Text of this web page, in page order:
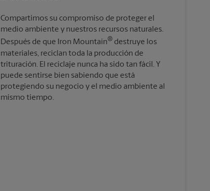
Compartimos su compromiso de proteger el
medio ambiente y nuestros recursos naturales.
Después de que Iron Mountain® destruye los
materiales, reciclan toda la producción de
trituración. El reciclaje nunca ha sido tan fácil. Y
puede sentirse bien sabiendo que está
protegiendo su negocio y el medio ambiente al
mismo tiempo.